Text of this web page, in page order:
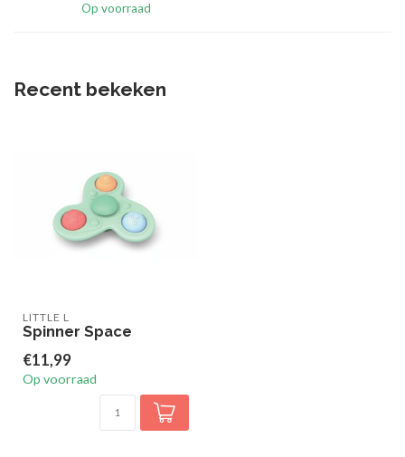
Op voorraad
Recent bekeken
LITTLE L
Spinner Space
€11,99
Op voorraad